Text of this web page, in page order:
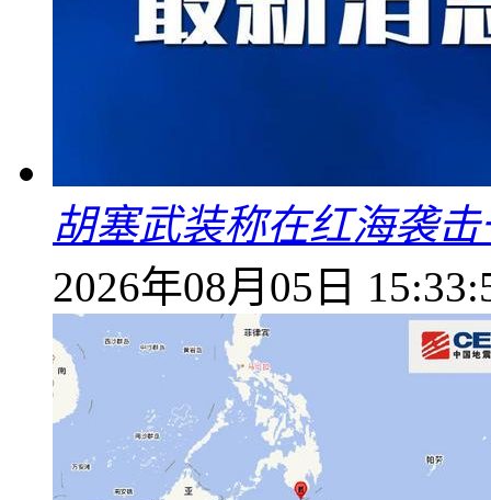
胡塞武装称在红海袭
2026年08月05日